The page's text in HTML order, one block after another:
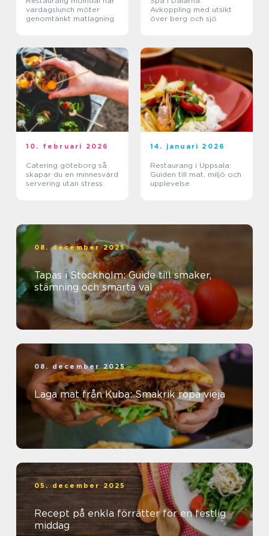
vardagslunch möter
genomtänkt matlagning
Avkoppling med utsikt
över berg och sjö
10. februari 2026
Catering göteborg så
skapar du en minnesvärd
servering utan stress
14. januari 2026
Restaurang i Uppsala:
Guiden till mat, miljö och
upplevelse
08. december 2025
Tapas i Stockholm: Guide till smaker,
stämning och smarta val
08. december 2025
Laga mat från Kuba: Smakrik ropa vieja
05. december 2025
Recept på enkla förrätter för en festlig
middag